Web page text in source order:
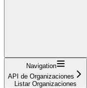
Navigation
API de Organizaciones
Listar Organizaciones